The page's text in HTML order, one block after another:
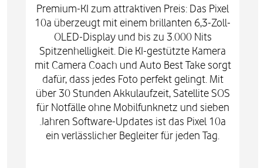
Premium-KI zum attraktiven Preis: Das Pixel
10a überzeugt mit einem brillanten 6,3-Zoll-
OLED-Display und bis zu 3.000 Nits
Spitzenhelligkeit. Die KI-gestützte Kamera
mit Camera Coach und Auto Best Take sorgt
dafür, dass jedes Foto perfekt gelingt. Mit
über 30 Stunden Akkulaufzeit, Satellite SOS
für Notfälle ohne Mobilfunknetz und sieben
Jahren Software-Updates ist das Pixel 10a
ein verlässlicher Begleiter für jeden Tag.